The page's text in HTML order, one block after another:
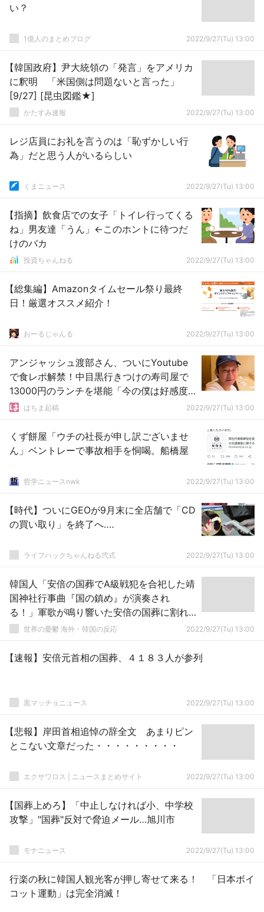
い？
1億人のまとめブログ 2022/9/27(Tu) 13:00
【韓国政府】尹大統領の「発言」をアメリカ
に釈明 「米国側は問題ないと言った」
[9/27] [昆虫図鑑★]
かたすみ速報 2022/9/27(Tu) 13:00
レジ店員にお礼を言うのは「恥ずかしい行
為」だと思う人がいるらしい
くまニュース 2022/9/27(Tu) 13:00
【指摘】飲食店での女子「トイレ行ってくる
ね」男友達「うん」←このホントに待つだ
けのバカ
投資ちゃんねる 2022/9/27(Tu) 13:00
【総集編】Amazonタイムセール祭り最終
日！厳選オススメ紹介！
おーるじゃんる 2022/9/27(Tu) 13:00
アンジャッシュ渡部さん、ついにYoutube
で食レポ解禁！中目黒行きつけの寿司屋で
13000円のランチを堪能「今の僕は好感度
的なところを全く意識する必要がない」
はちま起稿 2022/9/27(Tu) 13:00
くず餅屋「ウチの社長が申し訳ございませ
ん」ベントレーで事故相手を恫喝。船橋屋
哲学ニュースnwk 2022/9/27(Tu) 13:00
【時代】ついにGEOが9月末に全店舗で「CD
の買い取り」を終了へ‥‥
ライフハックちゃんねる弐式 2022/9/27(Tu) 13:00
韓国人「安倍の国葬でA級戦犯を合祀した靖
国神社行事曲『国の鎮め』が演奏され
る！」軍歌が鳴り響いた安倍の国葬に割れ
た日本 韓国の反応
世界の憂鬱 海外・韓国の反応 2022/9/27(Tu) 13:00
【速報】安倍元首相の国葬、４１８３人が参列
黒マッチョニュース 2022/9/27(Tu) 13:00
【悲報】岸田首相追悼の辞全文 あまりピン
とこない文章だった・・・・・・・・・
エクサワロス | ニュースまとめサイト 2022/9/27(Tu) 13:00
【国葬上めろ】「中止しなければ小、中学校
攻撃」"国葬"反対で脅迫メール…旭川市
モナニュース 2022/9/27(Tu) 13:00
行楽の秋に韓国人観光客が押し寄せて来る！ 「日本ボイ
コット運動」は完全消滅！